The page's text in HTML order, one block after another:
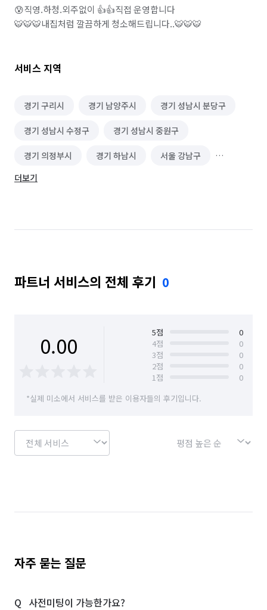
😰직영.하청.외주없이 👍👍직접 운영합니다
서비스 지역
경기 구리시 경기 남양주시 경기 성남시 분당구
경기 성남시 수정구 경기 성남시 중원구
경기 의정부시 경기 하남시 서울 강남구
서울 강동구
서울 성동구 서울 성북구 서울 송파구
더보기
파트너 서비스의 전체 후기 0
0.00 5점
0
4점
0
3점
0
2점
0
1점
0
*실제 미소에서 서비스를 받은 이용자들의 후기입니다.
자주 묻는 질문
사전미팅이 가능한가요?